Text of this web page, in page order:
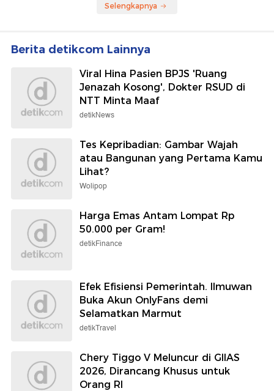
Selengkapnya
Berita detikcom Lainnya
Viral Hina Pasien BPJS 'Ruang
Jenazah Kosong', Dokter RSUD di
NTT Minta Maaf
detikNews
Tes Kepribadian: Gambar Wajah
atau Bangunan yang Pertama Kamu
Lihat?
Wolipop
Harga Emas Antam Lompat Rp
50.000 per Gram!
detikFinance
Efek Efisiensi Pemerintah. Ilmuwan
Buka Akun OnlyFans demi
Selamatkan Marmut
detikTravel
Chery Tiggo V Meluncur di GIIAS
2026, Dirancang Khusus untuk
Orang RI